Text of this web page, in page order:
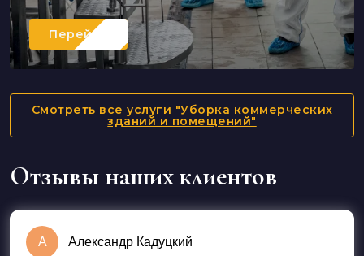
Перейти
Смотреть все услуги "Уборка коммерческих
зданий и помещений"
Отзывы наших клиентов
А Александр Кадуцкий